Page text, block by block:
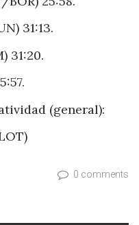
31:13.
31:20.
(general):
0 comments